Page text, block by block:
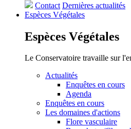
Contact Dernières actualités
Espèces Végétales
Espèces Végétales
Le Conservatoire travaille sur
Actualités
Enquêtes en cours
Agenda
Enquêtes en cours
Les domaines d'actions
Flore vasculaire